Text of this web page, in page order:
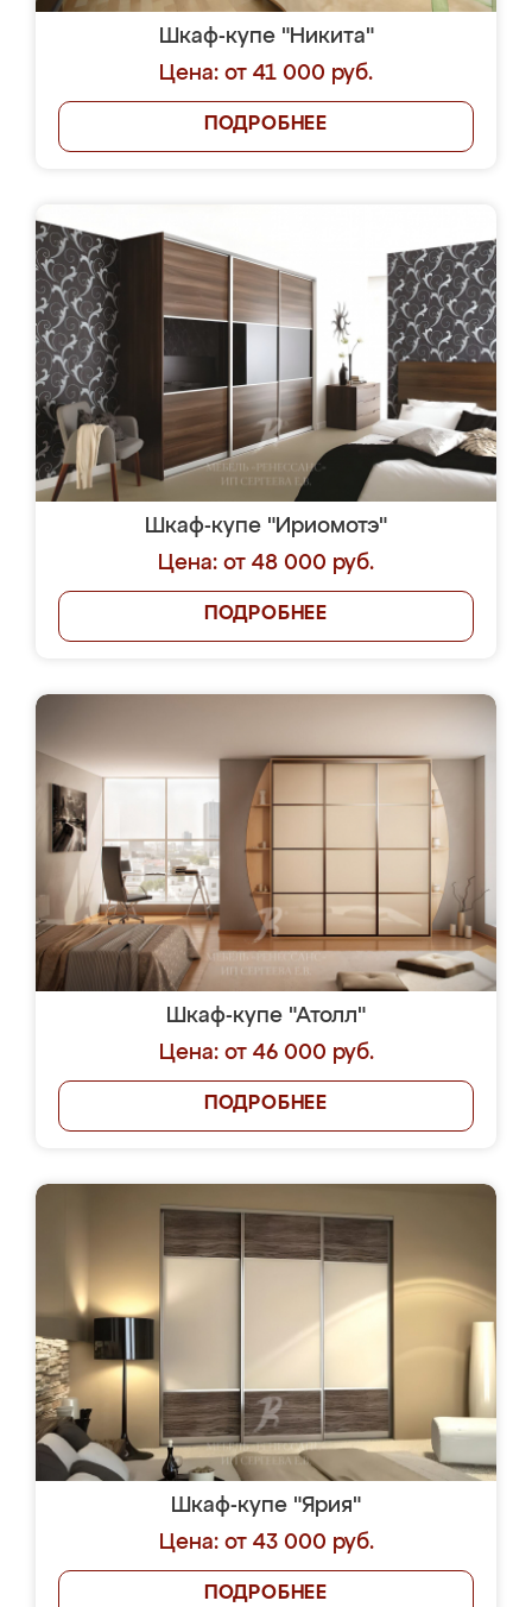
Шкаф-купе "Никита"
Цена: от 41 000 руб.
ПОДРОБНЕЕ
Шкаф-купе "Ириомотэ"
Цена: от 48 000 руб.
ПОДРОБНЕЕ
Шкаф-купе "Атолл"
Цена: от 46 000 руб.
ПОДРОБНЕЕ
Шкаф-купе "Ярия"
Цена: от 43 000 руб.
ПОДРОБНЕЕ